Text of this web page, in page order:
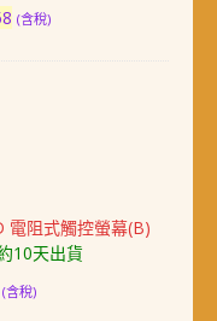
目
(含稅)
電阻式觸控螢幕(B)
10天出貨
目
(含稅)